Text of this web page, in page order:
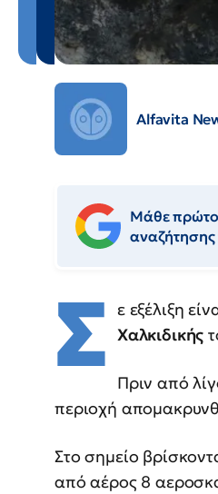
Alfavita
Μάθε
αναζήτησης
Σ ε εξέλιξη
Χαλκιδικής
Πριν από
περιοχή
Στο σημείο
από αέρος 8